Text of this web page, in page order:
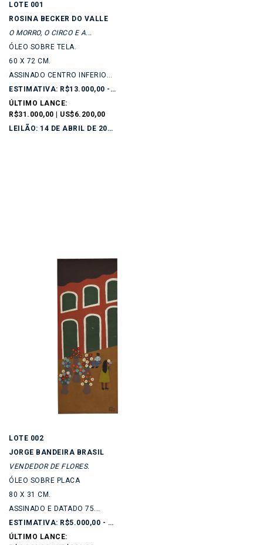
LOTE 001
ROSINA BECKER DO VALLE
O MORRO, O CIRCO E A...
ÓLEO SOBRE TELA.
60 X 72 CM.
ASSINADO CENTRO INFERIOR. DATADO...
ESTIMATIVA: R$13.000,00 - R$18.000,00
ÚLTIMO LANCE:
R$31.000,00 | US$6.200,00
LEILÃO: 14 DE ABRIL DE 2026
LOTE 002
JORGE BANDEIRA BRASIL
VENDEDOR DE FLORES.
ÓLEO SOBRE PLACA
80 X 31 CM.
ASSINADO E DATADO 75...
ESTIMATIVA: R$5.000,00 - R$7.000,00
ÚLTIMO LANCE: